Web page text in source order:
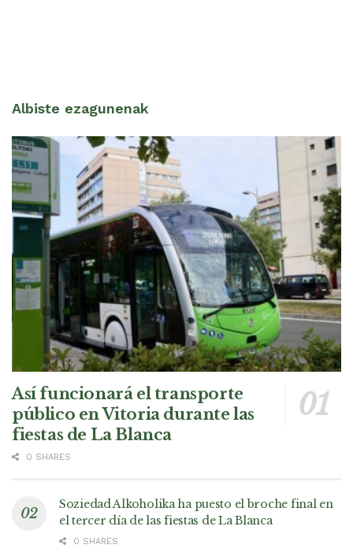
Albiste ezagunenak
Así funcionará el transporte
público en Vitoria durante las
fiestas de La Blanca
0 SHARES
Soziedad Alkoholika ha puesto el broche final en
el tercer día de las fiestas de La Blanca
0 SHARES